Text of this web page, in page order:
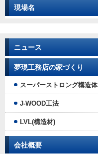
現場名
ニュース
夢現工務店の家づくり
スーパーストロング構造体
J-WOOD工法
LVL(構造材)
会社概要